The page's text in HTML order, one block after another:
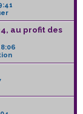
au profit des